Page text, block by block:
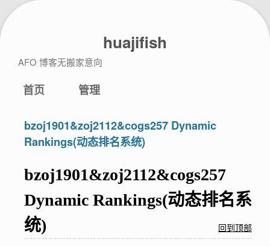
huajifish
AFO 博客无搬家意向
首页 管理
bzoj1901&zoj2112&cogs257 Dynamic
Rankings(动态排名系统)
bzoj1901&zoj2112&cogs257
Dynamic Rankings(动态排名系
统)
回到顶部